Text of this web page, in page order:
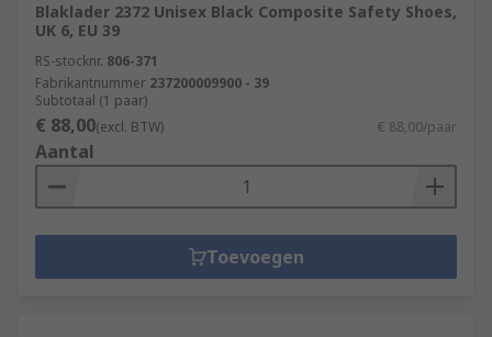
Blaklader 2372 Unisex Black Composite Safety Shoes,
UK 6, EU 39
RS-stocknr. 806-371
Fabrikantnummer 237200009900 - 39
Subtotaal (1 paar)
€ 88,00(excl. BTW) € 88,00/paar
Aantal
Toevoegen